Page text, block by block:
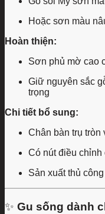
Hoặc sơn màu
Hoàn thiện:
Sơn phủ mờ cao
Giữ nguyên sắc
trọng
Chi tiết bổ sung:
Chân bàn trụ tròn
Có nút điều chỉnh
Sản xuất thủ
✨ Gu sống dành